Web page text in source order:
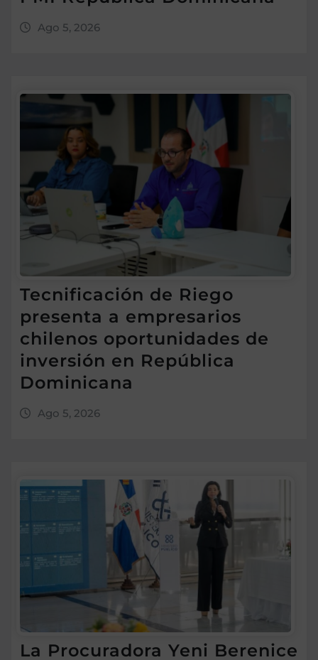
Ago 5, 2026
Tecnificación de Riego
presenta a empresarios
chilenos oportunidades de
inversión en República
Dominicana
Ago 5, 2026
La Procuradora Yeni Berenice